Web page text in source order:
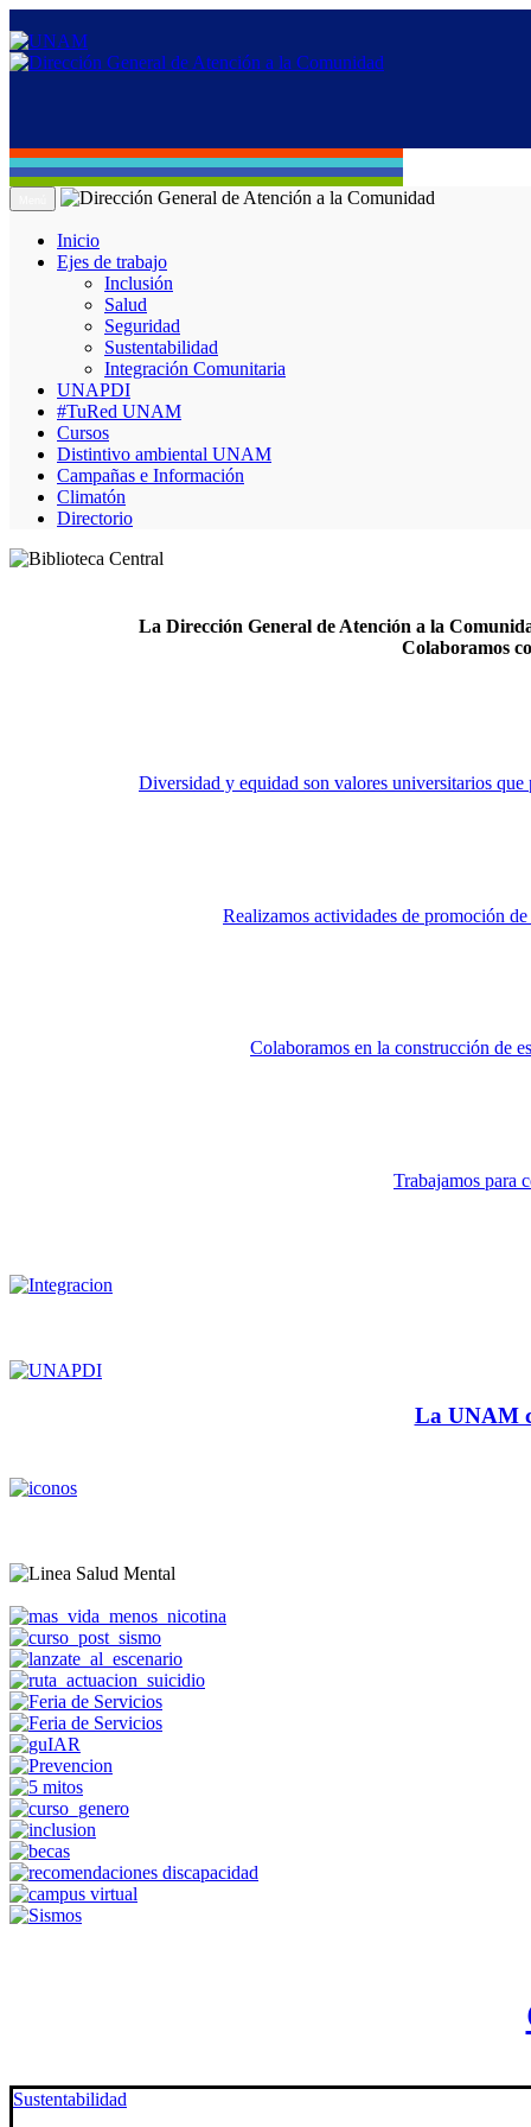
Inicio
Ejes de trabajo
Inclusión
Salud
Seguridad
Sustentabilidad
Integración Comunitaria
UNAPDI
#TuRed UNAM
Cursos
Distintivo ambiental UNAM
Campañas e Información
Climatón
Directorio
La Dirección General de Atención a la
Colaboramos
Diversidad y equidad son valores universitarios que
Realizamos actividades de promoción
Colaboramos en la construcción de
Trabajamos para
La UNAM
Sustentabilidad